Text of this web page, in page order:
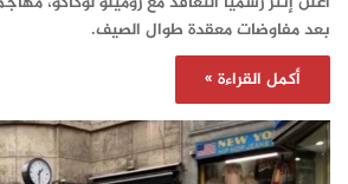
بعد مفاوضات معقدة طوال الصيف.
أكمل القراءة »